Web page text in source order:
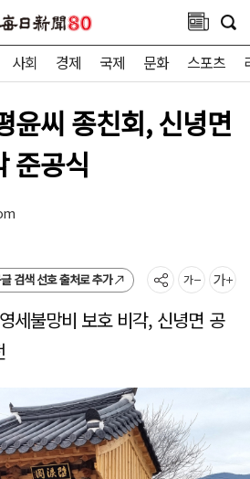
사회 경제 국제 문화 스포츠
윤씨 종친회, 신녕면
준공식
검색 선호 출처로 추가
세불망비 보호 비각, 신녕면 공